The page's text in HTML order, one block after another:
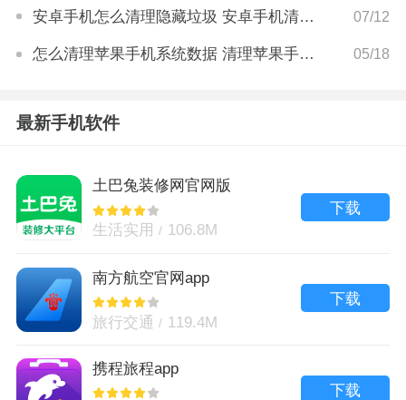
安卓手机怎么清理隐藏垃圾 安卓手机清理隐藏垃圾方法 07/12
怎么清理苹果手机系统数据 清理苹果手机系统数据方法 05/18
最新手机软件
土巴兔装修网官网版
生活实用 106.8M
下载
南方航空官网app
旅行交通 119.4M
下载
携程旅程app
下载